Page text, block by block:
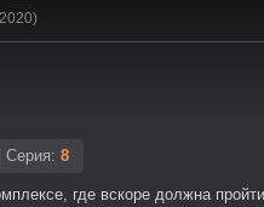
Серия: 8
где вскоре должна